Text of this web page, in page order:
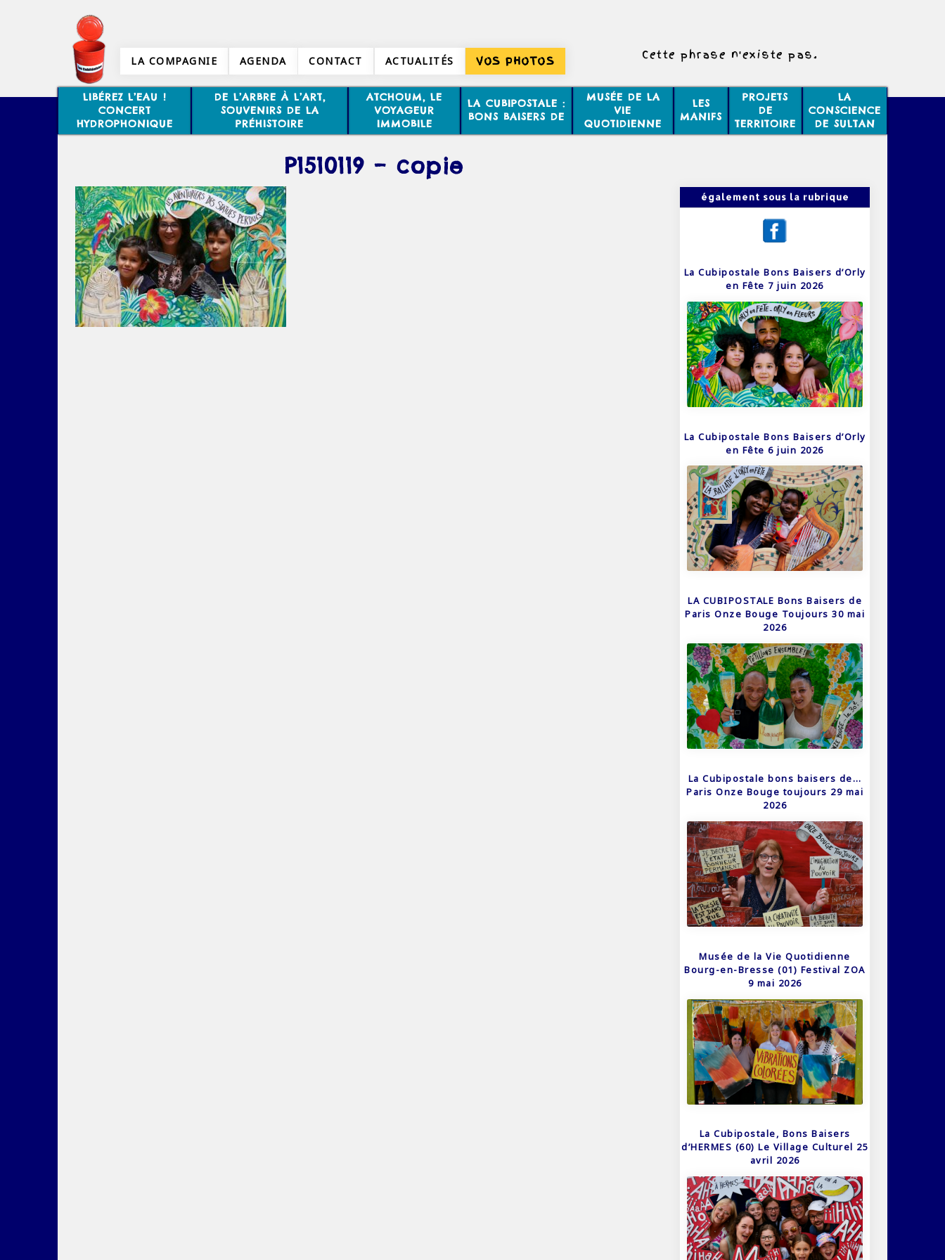
LA COMPAGNIE AGENDA CONTACT ACTUALITÉS VOS PHOTOS Cette phrase n'existe pas.
LIBÉREZ L’EAU !
CONCERT
HYDROPHONIQUE
DE L’ARBRE À L’ART,
SOUVENIRS DE LA
PRÉHISTOIRE
ATCHOUM, LE
VOYAGEUR
IMMOBILE
LA CUBIPOSTALE :
BONS BAISERS DE
MUSÉE DE LA
VIE
QUOTIDIENNE
LES
MANIFS
PROJETS
DE
TERRITOIRE
LA
CONSCIENCE
DE SULTAN
P1510119 – copie
également sous la rubrique
La Cubipostale Bons Baisers d’Orly
en Fête 7 juin 2026
La Cubipostale Bons Baisers d’Orly
en Fête 6 juin 2026
LA CUBIPOSTALE Bons Baisers de
Paris Onze Bouge Toujours 30 mai
2026
La Cubipostale bons baisers de…
Paris Onze Bouge toujours 29 mai
2026
Musée de la Vie Quotidienne
Bourg-en-Bresse (01) Festival ZOA
9 mai 2026
La Cubipostale, Bons Baisers
d’HERMES (60) Le Village Culturel 25
avril 2026